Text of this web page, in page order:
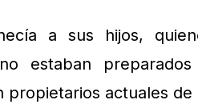
a sus hijos,
estaban
actuales de